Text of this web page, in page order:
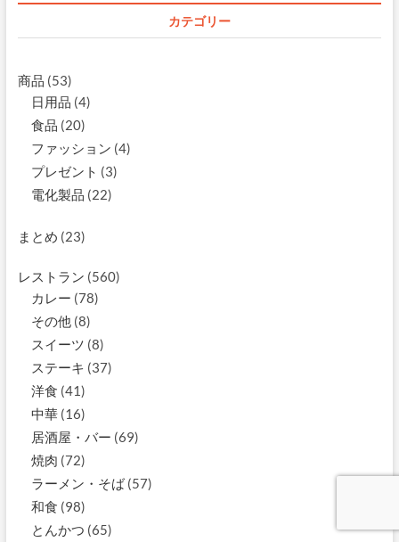
カテゴリー
商品 (53)
日用品 (4)
食品 (20)
ファッション (4)
プレゼント (3)
電化製品 (22)
まとめ (23)
レストラン (560)
カレー (78)
その他(8)
スイーツ (8)
ステーキ (37)
洋食 (41)
中華(16)
居酒屋・バー (69)
焼肉 (72)
ラーメン・そば(57)
和食 (98)
とんかつ (65)